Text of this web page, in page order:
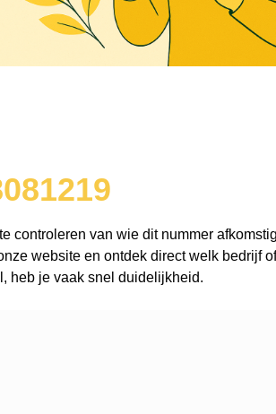
controleren van wie dit nummer
website en ontdek direct welk bedrijf
heb je vaak snel duidelijkheid.